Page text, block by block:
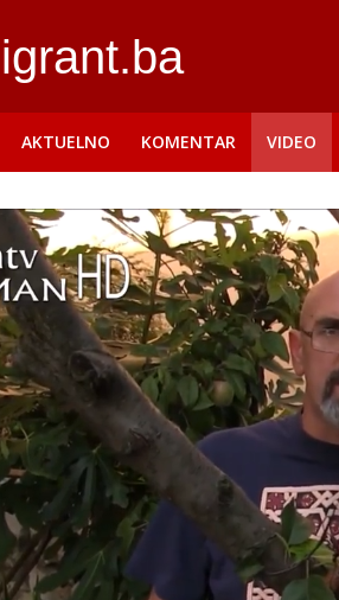
AKTUELNO KOMENTAR VIDEO